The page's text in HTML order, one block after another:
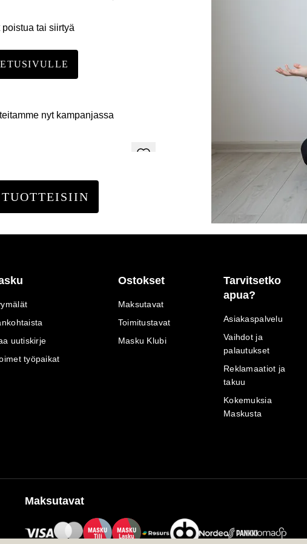
tai siirtyä
nyt kampanjassa
uutiskirje
työpaikat
Ostokset
Maksutavat
Toimitustavat
Masku Klubi
Tarvitsetko
apua?
Asiakaspalvelu
Vaihdot ja
palautukset
Reklamaatiot ja
takuu
Kokemuksia
Maskusta
Maksutavat
MASKU
Tili
MASKU
Lasku